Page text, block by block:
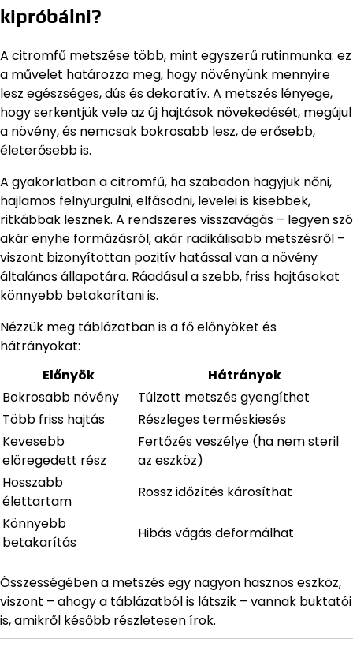
kipróbálni?
A citromfű metszése több, mint egyszerű rutinmunka: ez
a művelet határozza meg, hogy növényünk mennyire
lesz egészséges, dús és dekoratív. A metszés lényege,
hogy serkentjük vele az új hajtások növekedését, megújul
a növény, és nemcsak bokrosabb lesz, de erősebb,
életerősebb is.
A gyakorlatban a citromfű, ha szabadon hagyjuk nőni,
hajlamos felnyurgulni, elfásodni, levelei is kisebbek,
ritkábbak lesznek. A rendszeres visszavágás – legyen szó
akár enyhe formázásról, akár radikálisabb metszésről –
viszont bizonyítottan pozitív hatással van a növény
általános állapotára. Ráadásul a szebb, friss hajtásokat
könnyebb betakarítani is.
Nézzük meg táblázatban is a fő előnyöket és
hátrányokat:
Előnyök
Hátrányok
Bokrosabb növény
Túlzott metszés gyengíthet
Több friss hajtás
Részleges terméskiesés
Kevesebb
elöregedett rész
Fertőzés veszélye (ha nem steril
az eszköz)
Hosszabb
élettartam
Rossz időzítés károsíthat
Könnyebb
betakarítás
Hibás vágás deformálhat
Összességében a metszés egy nagyon hasznos eszköz,
viszont – ahogy a táblázatból is látszik – vannak buktatói
is, amikről később részletesen írok.